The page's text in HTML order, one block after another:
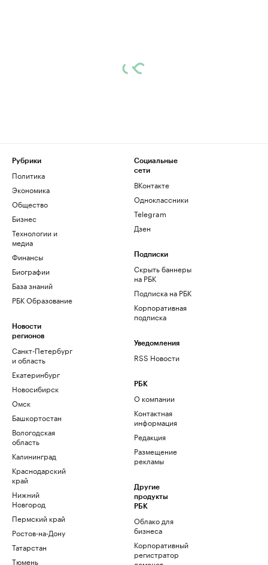
Рубрики
Политика
Экономика
Общество
Бизнес
Технологии и
медиа
Финансы
Биографии
База знаний
РБК Образование
Новости
регионов
Санкт-Петербург
и область
Екатеринбург
Новосибирск
Омск
Башкортостан
Вологодская
область
Калининград
Краснодарский
край
Нижний
Новгород
Пермский край
Ростов-на-Дону
Татарстан
Тюмень
Социальные
сети
ВКонтакте
Одноклассники
Telegram
Дзен
Подписки
Скрыть баннеры
на РБК
Подписка на РБК
Корпоративная
подписка
Уведомления
RSS Новости
РБК
О компании
Контактная
информация
Редакция
Размещение
рекламы
Другие
продукты
РБК
Облако для
бизнеса
Корпоративный
регистратор